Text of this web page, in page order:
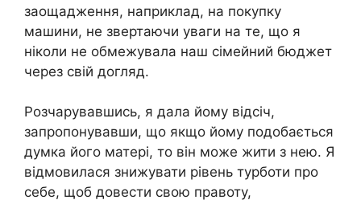
заощадження, наприклад, на покупку
машини, не звертаючи уваги на те, що я
ніколи не обмежувала наш сімейний бюджет
через свій догляд.
Розчарувавшись, я дала йому відсіч,
запропонувавши, що якщо йому подобається
думка його матері, то він може жити з нею. Я
відмовилася знижувати рівень турботи про
себе, щоб довести свою правоту,